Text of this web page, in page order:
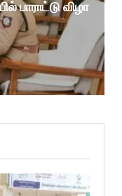
பாராட்டு விழா